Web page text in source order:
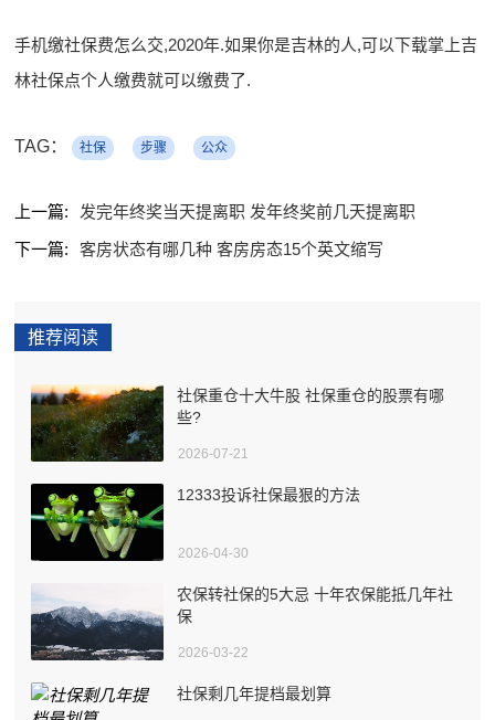
手机缴社保费怎么交,2020年.如果你是吉林的人,可以下载掌上吉
林社保点个人缴费就可以缴费了.
TAG： 社保 步骤 公众
上一篇:
发完年终奖当天提离职 发年终奖前几天提离职
下一篇:
客房状态有哪几种 客房房态15个英文缩写
推荐阅读
社保重仓十大牛股 社保重仓的股票有哪
些?
2026-07-21
12333投诉社保最狠的方法
2026-04-30
农保转社保的5大忌 十年农保能抵几年社
保
2026-03-22
社保剩几年提档最划算